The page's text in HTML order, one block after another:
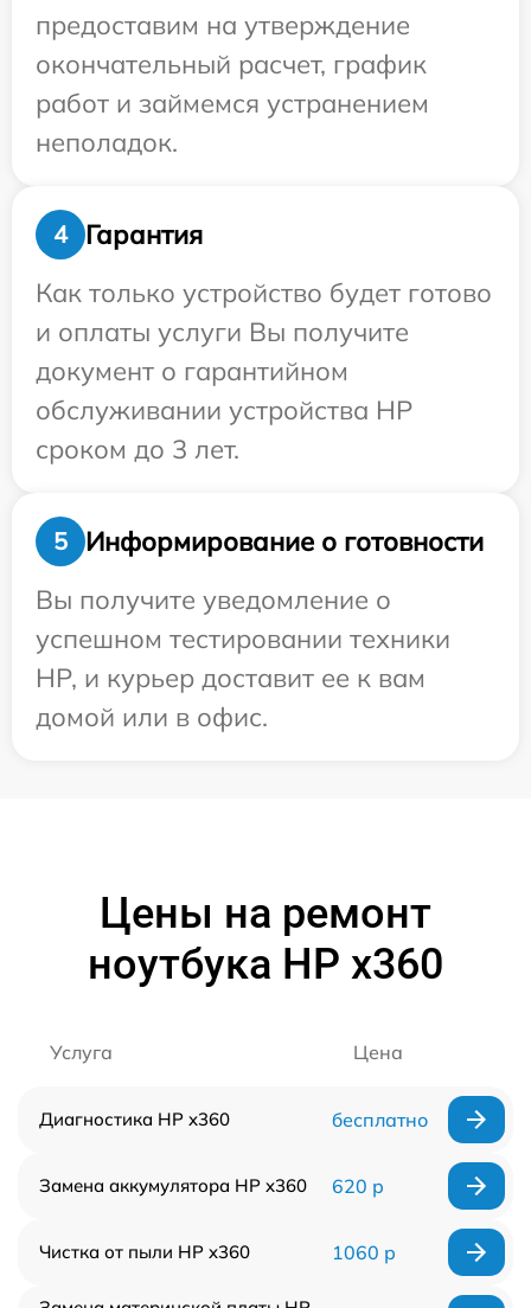
предоставим на утверждение
окончательный расчет, график
работ и займемся устранением
неполадок.
4
Гарантия
Как только устройство будет готово
и оплаты услуги Вы получите
документ о гарантийном
обслуживании устройства HP
сроком до 3 лет.
5
Информирование о готовности
Вы получите уведомление о
успешном тестировании техники
HP, и курьер доставит ее к вам
домой или в офис.
Цены на ремонт
ноутбука HP x360
Услуга Цена
Диагностика HP x360 бесплатно
Замена аккумулятора HP x360 620 р
Чистка от пыли HP x360 1060 р